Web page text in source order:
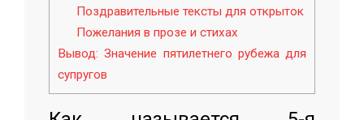
Поздравительные тексты для открыток
Пожелания в прозе и стихах
Вывод: Значение пятилетнего рубежа для
супругов